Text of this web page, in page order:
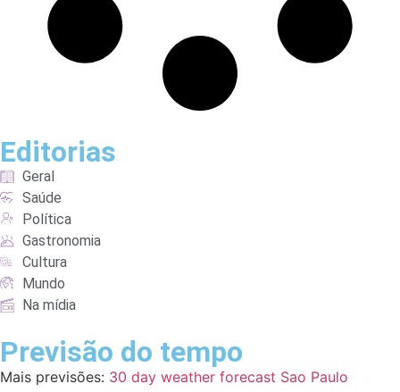
Editorias
Geral
Saúde
Política
Gastronomia
Cultura
Mundo
Na mídia
Previsão do tempo
Mais previsões: 30 day weather forecast Sao Paulo